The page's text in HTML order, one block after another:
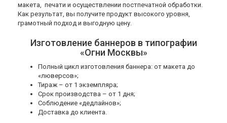
макета, печати и осуществлении постпечатной обработки.
Как результат, вы получите продукт высокого уровня,
грамотный подход и выгодную цену.
Изготовление баннеров в типографии
«Огни Москвы»
Полный цикл изготовления баннера: от макета до
«люверсов»;
Тираж – от 1 экземпляра;
Срок производства – от 1 дня;
Соблюдение «дедлайнов»;
Доставка до клиента.